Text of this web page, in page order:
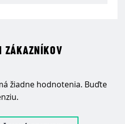
ZÁKAZNÍKOV
žiadne hodnotenia. Buďte